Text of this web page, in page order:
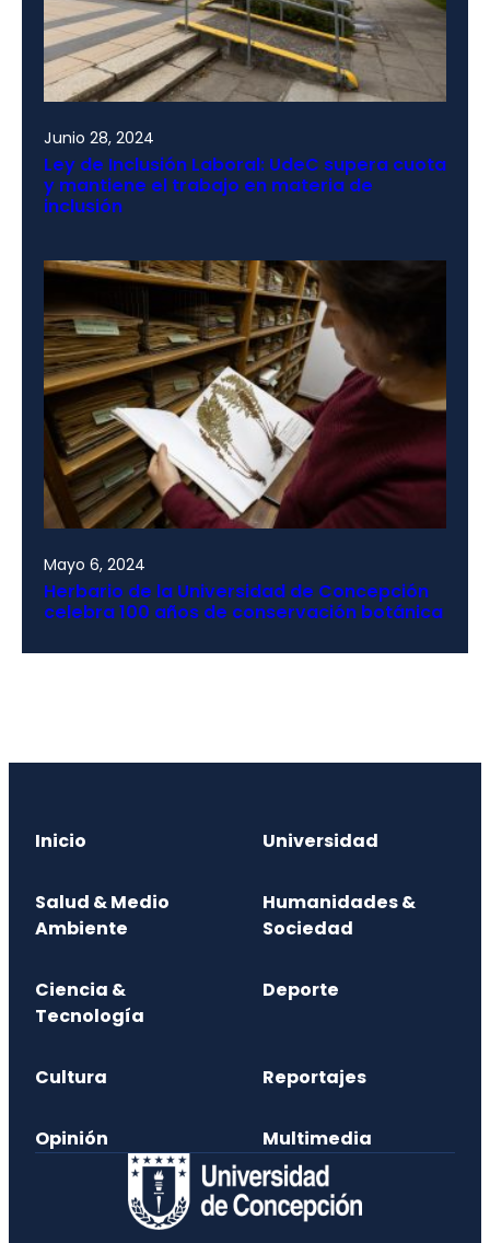
Junio 28, 2024
Ley de Inclusión Laboral: UdeC supera cuota
y mantiene el trabajo en materia de
inclusión
Mayo 6, 2024
Herbario de la Universidad de Concepción
celebra 100 años de conservación botánica
Inicio Universidad
Salud & Medio
Ambiente
Humanidades &
Sociedad
Ciencia &
Tecnología
Deporte
Cultura Reportajes
Opinión Multimedia